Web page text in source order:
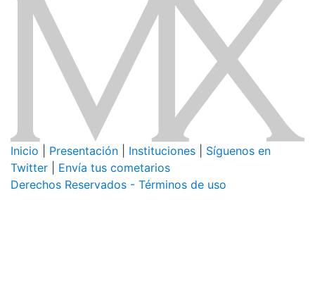
Inicio Presentación Instituciones
Síguenos en
Twitter
Envía tus cometarios
Derechos Reservados - Términos de uso